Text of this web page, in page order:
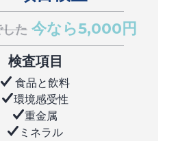
た 今なら5,000円
検査項目
食品と飲料
環境感受性
重金属
ミネラル